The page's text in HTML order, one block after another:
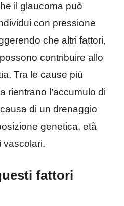
il glaucoma può
con pressione
che altri fattori,
contribuire allo
Tra le cause più
rientrano l’accumulo di
di un drenaggio
genetica, età
vascolari.
fattori